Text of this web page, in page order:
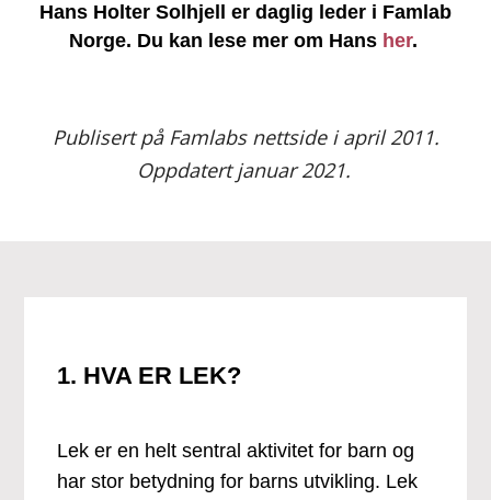
Hans Holter Solhjell er daglig leder i Famlab
Norge. Du kan lese mer om Hans her.
Publisert på Famlabs nettside i april 2011.
Oppdatert januar 2021.
1. HVA ER LEK?
Lek er en helt sentral aktivitet for barn og
har stor betydning for barns utvikling. Lek